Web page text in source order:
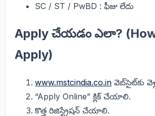
SC / ST / PwBD : ఫీజు లేదు
Apply చేయడం ఎలా?
Apply)
www.mstcindia.co.in వెబ్‌సైట్‌కు
“Apply Online” క్లిక్ చేయాలి.
కొత్త రిజిస్ట్రేషన్ చేయాలి.